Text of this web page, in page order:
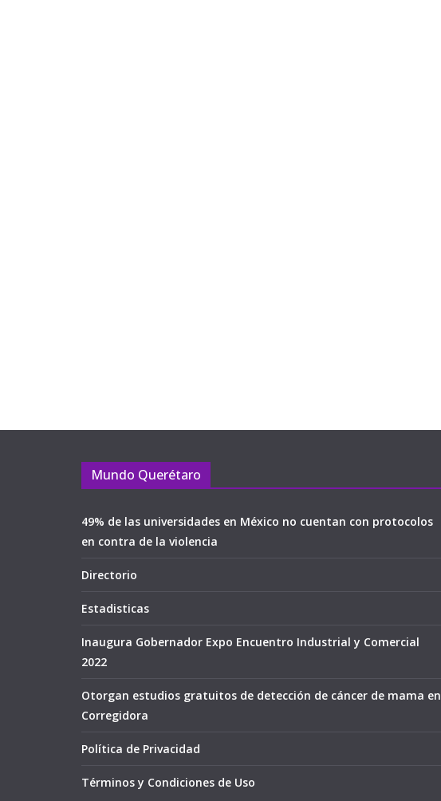
Mundo Querétaro
49% de las universidades en México no cuentan con protocolos
en contra de la violencia
Directorio
Estadisticas
Inaugura Gobernador Expo Encuentro Industrial y Comercial
2022
Otorgan estudios gratuitos de detección de cáncer de mama en
Corregidora
Política de Privacidad
Términos y Condiciones de Uso